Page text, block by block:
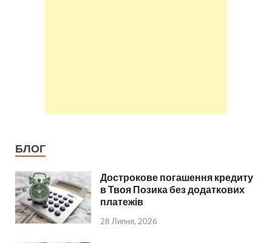
БЛОГ
Дострокове погашення кредиту
в Твоя Позика без додаткових
платежів
28 Липня, 2026